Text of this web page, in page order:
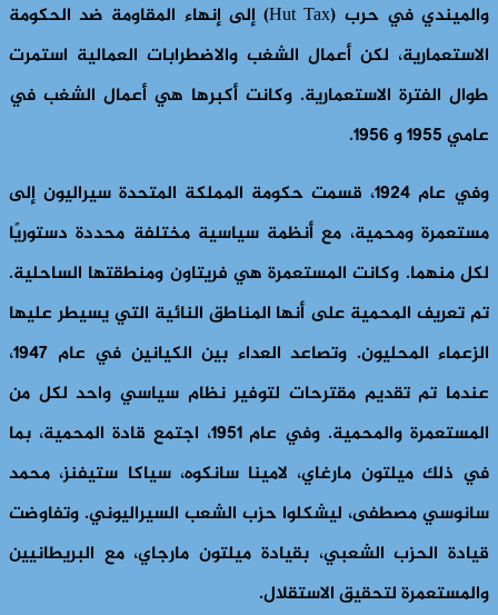
والميندي في حرب (Hut Tax) إلى إنهاء المقاومة ضد الحكومة
الاستعمارية، لكن أعمال الشغب والاضطرابات العمالية استمرت
طوال الفترة الاستعمارية. وكانت أكبرها هي أعمال الشغب في
عامي 1955 و 1956.
وفي عام 1924، قسمت حكومة المملكة المتحدة سيراليون إلى
مستعمرة ومحمية، مع أنظمة سياسية مختلفة محددة دستوريًا
لكل منهما. وكانت المستعمرة هي فريتاون ومنطقتها الساحلية.
تم تعريف المحمية على أنها المناطق النائية التي يسيطر عليها
الزعماء المحليون. وتصاعد العداء بين الكيانين في عام 1947،
عندما تم تقديم مقترحات لتوفير نظام سياسي واحد لكل من
المستعمرة والمحمية. وفي عام 1951، اجتمع قادة المحمية، بما
في ذلك ميلتون مارغاي، لامينا سانكوه، سياكا ستيفنز، محمد
سانوسي مصطفى، ليشكلوا حزب الشعب السيراليوني. وتفاوضت
قيادة الحزب الشعبي، بقيادة ميلتون مارجاي، مع البريطانيين
والمستعمرة لتحقيق الاستقلال.